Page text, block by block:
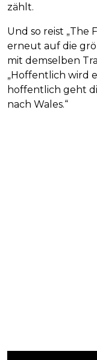
zählt.
Und so reist „The
erneut auf die
mit demselben
„Hoffentlich wird
hoffentlich geht
nach Wales.“